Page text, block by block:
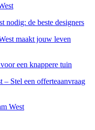
nodig: de beste designers
maakt jouw leven
een knappere tuin
– Stel een offerteaanvraag
West